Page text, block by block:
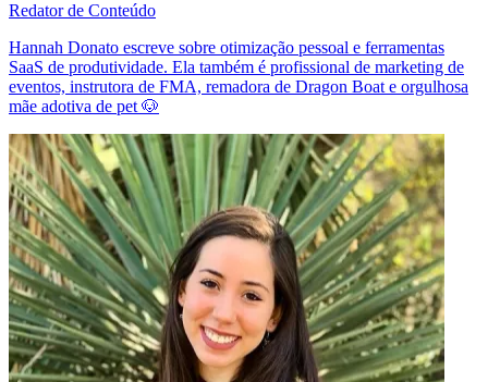
Redator de Conteúdo
Hannah Donato escreve sobre otimização pessoal e ferramentas
SaaS de produtividade. Ela também é profissional de marketing de
eventos, instrutora de FMA, remadora de Dragon Boat e orgulhosa
mãe adotiva de pet 🐶